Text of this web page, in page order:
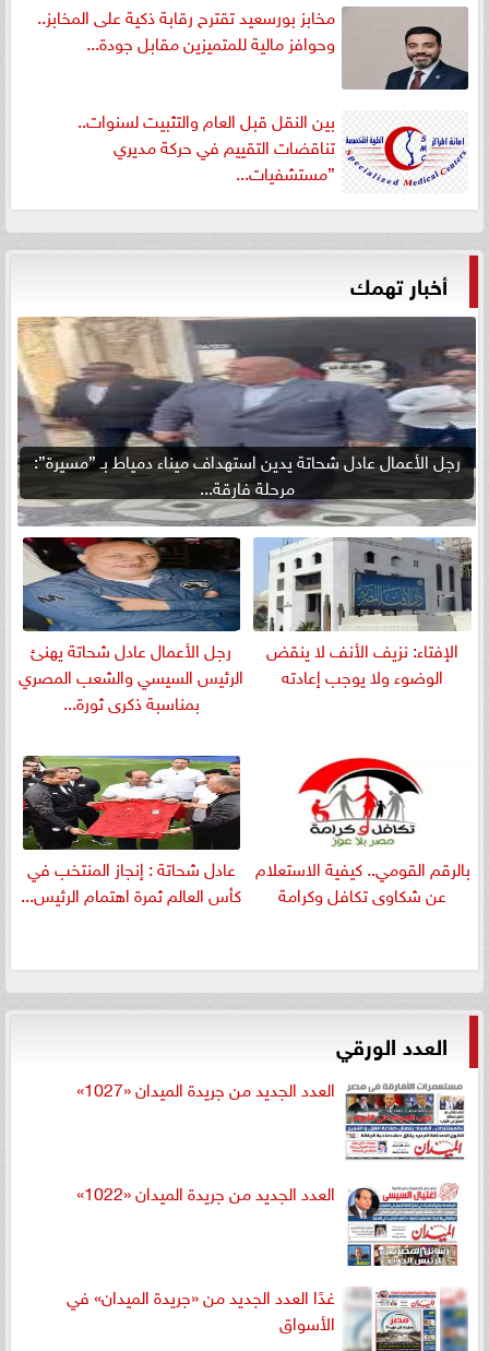
مخابز بورسعيد تقترح رقابة ذكية على المخابز..
وحوافز مالية للمتميزين مقابل جودة...
بين النقل قبل العام والتثبيت لسنوات..
تناقضات التقييم في حركة مديري
”مستشفيات...
أخبار تهمك
رجل الأعمال عادل شحاتة يدين استهداف ميناء دمياط بـ ”مسيرة”:
مرحلة فارقة...
الإفتاء: نزيف الأنف لا ينقض
الوضوء ولا يوجب إعادته
رجل الأعمال عادل شحاتة يهنئ
الرئيس السيسي والشعب المصري
بمناسبة ذكرى ثورة...
بالرقم القومي.. كيفية الاستعلام
عن شكاوى تكافل وكرامة
عادل شحاتة : إنجاز المنتخب في
كأس العالم ثمرة اهتمام الرئيس...
العدد الورقي
العدد الجديد من جريدة الميدان «1027»
العدد الجديد من جريدة الميدان «1022»
غدًا العدد الجديد من «جريدة الميدان» في
الأسواق